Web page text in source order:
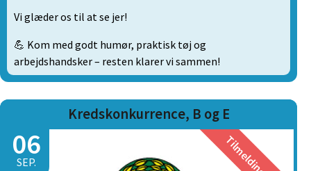
Vi glæder os til at se jer!
💪 Kom med godt humør, praktisk tøj og
arbejdshandsker – resten klarer vi sammen!
Kredskonkurrence, B og E
06
SEP.